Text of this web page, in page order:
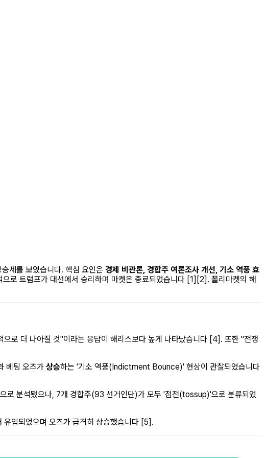
세를 보였습니다. 핵심 요인은 경제 비관론, 경합주 여론조사 개선, 기소 역풍 효
로 트럼프가 대선에서 승리하며 마켓은 종료되었습니다 [1][2]. 폴리마켓의 해
로 더 나아질 것"이라는 응답이 해리스보다 높게 나타났습니다 [4]. 또한 "전쟁
베팅 오즈가 상승하는 '기소 역풍(Indictment Bounce)' 현상이 관찰되었습니다
분석됐으나, 7개 경합주(93 선거인단)가 모두 '접전(tossup)'으로 분류되었
입되었으며 오즈가 급격히 상승했습니다 [5].